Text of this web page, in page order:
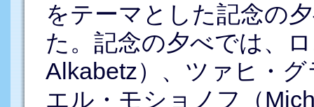
をテーマとした記念の
た。記念の夕べでは、
Alkabetz）、ツァヒ・
エル・モショノフ（